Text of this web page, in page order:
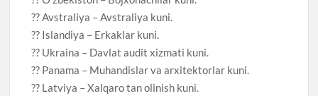
?? Avstraliya – Avstraliya kuni.
?? Islandiya – Erkaklar kuni.
?? Ukraina – Davlat audit xizmati kuni.
?? Panama – Muhandislar va arxitektorlar kuni.
?? Latviya – Xalqaro tan olinish kuni.